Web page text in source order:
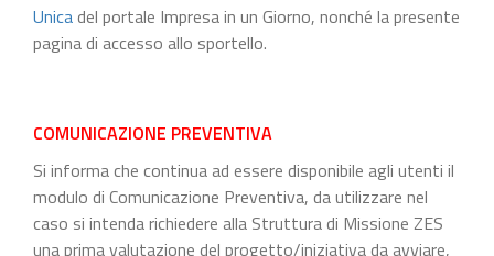
Unicadel portale Impresa in un Giorno, nonché la presente
pagina di accesso allo sportello.
COMUNICAZIONE PREVENTIVA
Si informa che continua ad essere disponibile agli utenti il
modulo di Comunicazione Preventiva, da utilizzare nel
caso si intenda richiedere alla Struttura di Missione ZES
una prima valutazione del progetto/iniziativa da avviare,